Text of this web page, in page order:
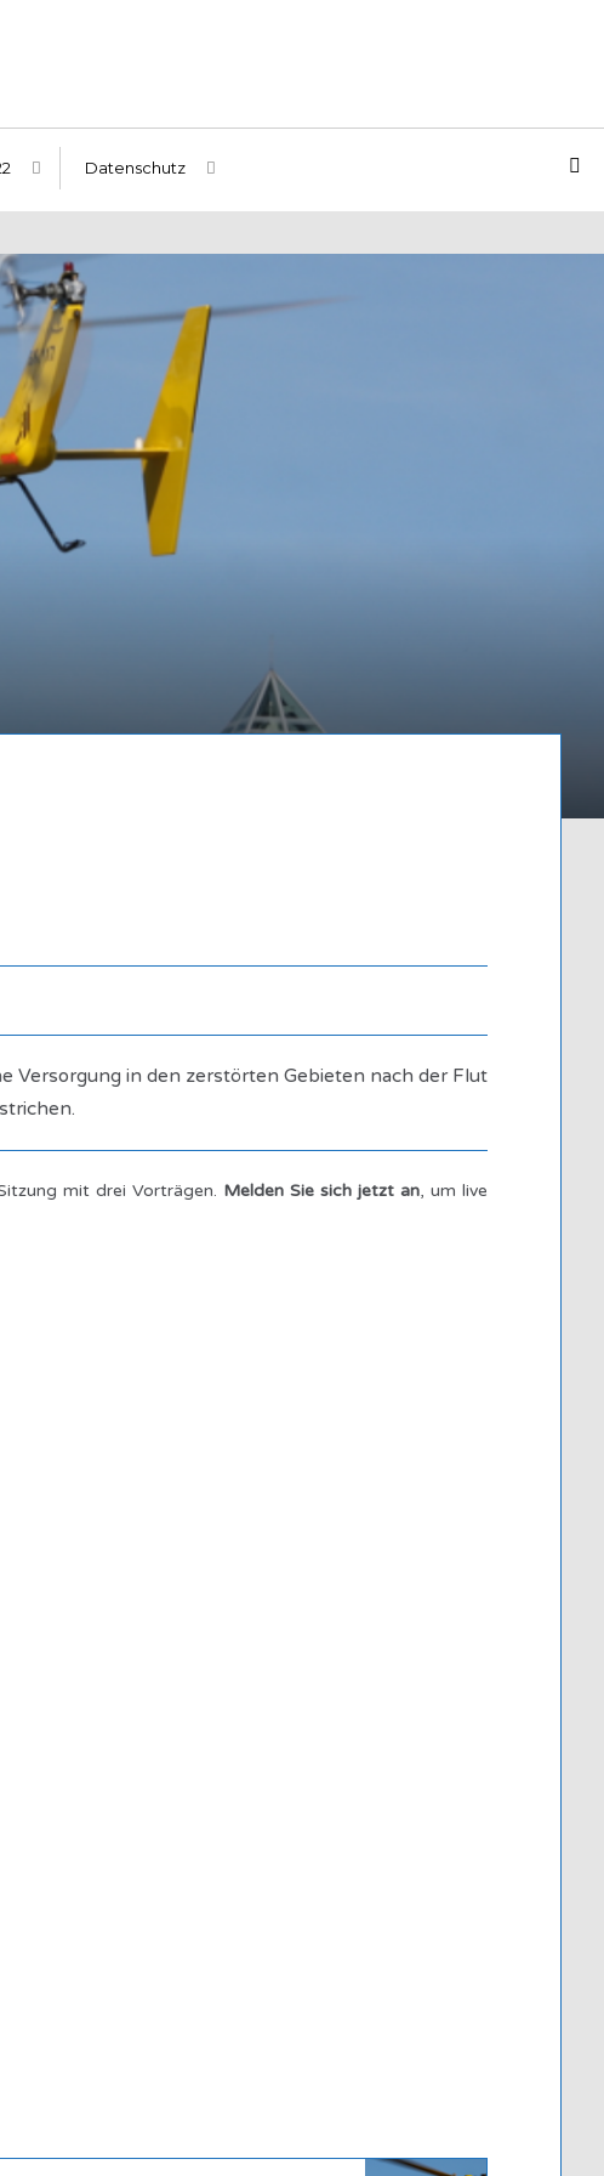
Datenschutz
Versorgung in den zerstörten Gebieten nach der Flut
mit drei Vorträgen. Melden Sie sich jetzt an, um live